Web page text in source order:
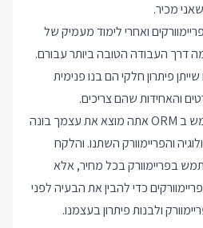
מכיר.
ואחרי לימוד מעמיק של
דרך העבודה הטובה ביותר עבורם.
פיתרון חלקי הם בנו פנימית
והאחידות שהם צריכים.
המשפט "אם אתה לא משתמש ב ORM אתה מוצא את עצמך בונה
והפריימוורק השתנו. והלקח
בפריימוורק בכל מחיר, אלא
כדי להבין את הבעיה לפני
ולבנות פיתרון בעצמנו.